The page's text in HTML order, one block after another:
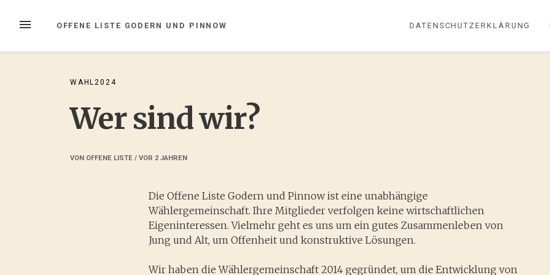
InhaltMENÜ OFFENE LISTE GODERN UND PINNOW DATENSCHUTZERKLÄRUNG
WAHL2024
Wer sind wir?
VON OFFENE LISTE / VOR 2 JAHREN
Die Offene Liste Godern und Pinnow ist eine unabhängige
Wählergemeinschaft. Ihre Mitglieder verfolgen keine wirtschaftlichen
Eigeninteressen. Vielmehr geht es uns um ein gutes Zusammenleben von
Jung und Alt, um Offenheit und konstruktive Lösungen.
Wir haben die Wählergemeinschaft 2014 gegründet, um die Entwicklung von